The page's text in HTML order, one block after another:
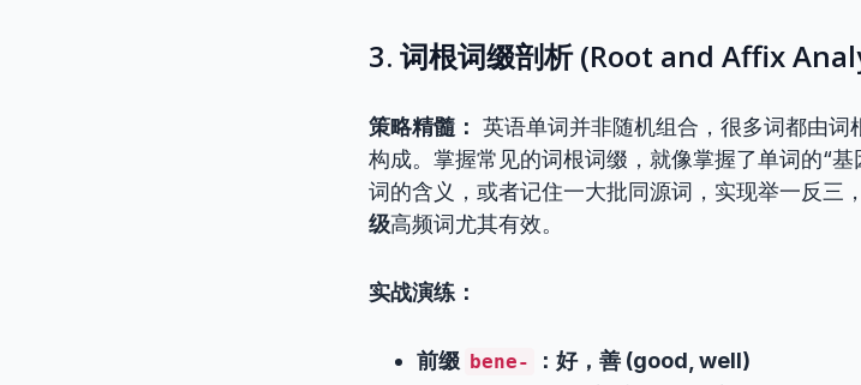
3. 词根词缀剖析 (Root and Affix
策略精髓： 英语单词并非随机组合，很多词都由
构成。掌握常见的词根词缀，就像掌握了单词的“
词的含义，或者记住一大批同源词，实现举一反三
级高频词尤其有效。
实战演练：
前缀 bene-
：好，善 (good, well)